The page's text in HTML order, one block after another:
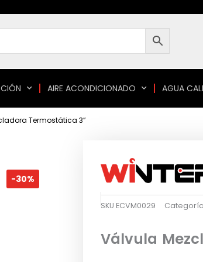
AIRE ACONDICIONADO AGUA
Termostática 3”
-30%
SKU ECVM0029 Categoría
Válvula